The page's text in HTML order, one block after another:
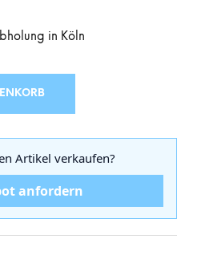
in Köln
Artikel verkaufen?
anfordern